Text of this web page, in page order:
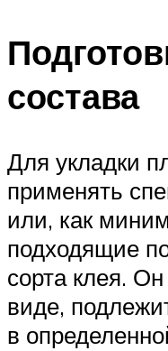
состава
Для укладки
применять
или, как
подходящие
сорта клея.
виде,
в